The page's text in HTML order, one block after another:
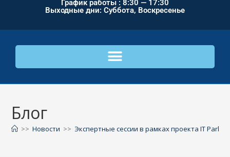
График работы : 8:30 — 17:30
Выходные дни: Суббота, Воскресенье
Блог
>> Новости >> Экспертные сессии в рамках проекта IT Park